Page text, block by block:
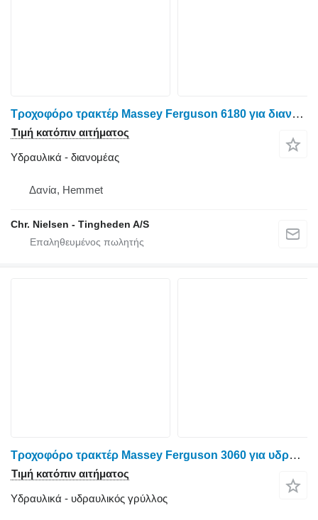
Τροχοφόρο τρακτέρ Massey Ferguson 6180 για διανομέας
Τιμή κατόπιν αιτήματος
Υδραυλικά - διανομέας
Δανία, Hemmet
Chr. Nielsen - Tingheden A/S
Τροχοφόρο τρακτέρ Massey Ferguson 3060 για υδραυλικός γρύλλος
Τιμή κατόπιν αιτήματος
Υδραυλικά - υδραυλικός γρύλλος